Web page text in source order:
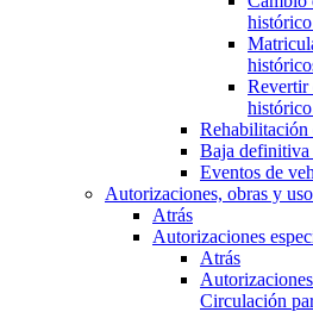
Revertir
Rehabilitación
Baja
Eventos de
Autorizaciones, obras y
Atrás
Autorizaciones
Atrás
Circulación